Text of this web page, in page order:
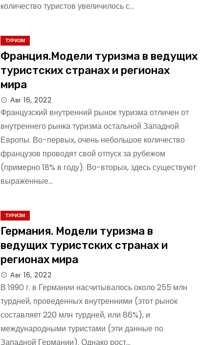
количество туристов увеличилось с…
ТУРИЗМ
Франция.Модели туризма в ведущих
туристских странах и регионах
мира
Авг 16, 2022
Французский внутренний рынок туризма отличен от
внутреннего рынка туризма остальной Западной
Европы. Во-первых, очень небольшое количество
французов проводят свой отпуск за рубежом
(примерно 18% в году). Во-вторых, здесь существуют
выраженные…
ТУРИЗМ
Германия. Модели туризма в
ведущих туристских странах и
регионах мира
Авг 16, 2022
В 1990 г. в Германии насчитывалось около 255 млн
турдней, проведенных внутренними (этот рынок
составляет 220 млн турдней, или 86%), и
международными туристами (эти данные по
Западной Германии). Однако рост…